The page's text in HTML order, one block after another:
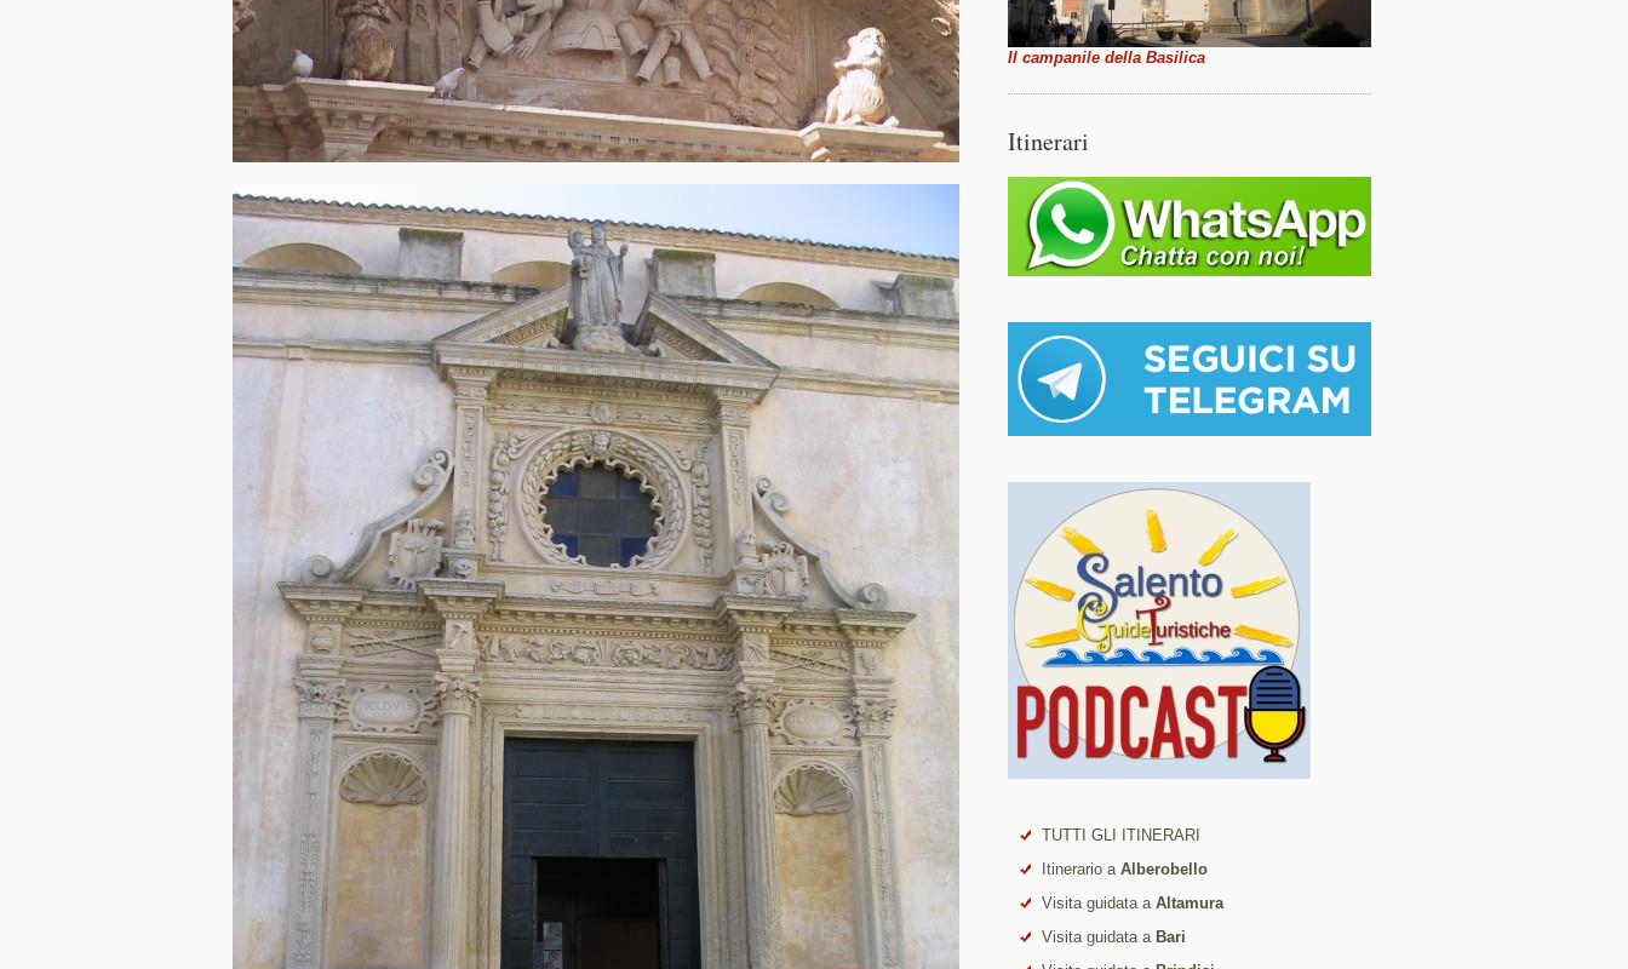
Il campanile della Basilica
Itinerari
TUTTI GLI ITINERARI
Itinerario a Alberobello
Visita guidata a Altamura
Visita guidata a Bari